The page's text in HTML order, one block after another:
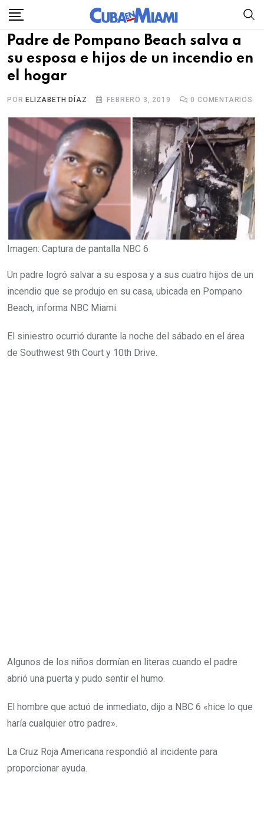
Skip
content
Padre de Pompano Beach salva a
su esposa e hijos de un incendio en
el hogar
POR ELIZABETH DÍAZ FEBRERO 3, 2019 0 COMENTARIOS
Imagen: Captura de pantalla NBC 6
Un padre logró salvar a su esposa y a sus cuatro hijos de un
incendio que se produjo en su casa, ubicada en Pompano
Beach, informa NBC Miami.
El siniestro ocurrió durante la noche del sábado en el área
de Southwest 9th Court y 10th Drive.
Algunos de los niños dormían en literas cuando el padre
abrió una puerta y pudo sentir el humo.
El hombre que actuó de inmediato, dijo a NBC 6 «hice lo que
haría cualquier otro padre».
La Cruz Roja Americana respondió al incidente para
proporcionar ayuda.